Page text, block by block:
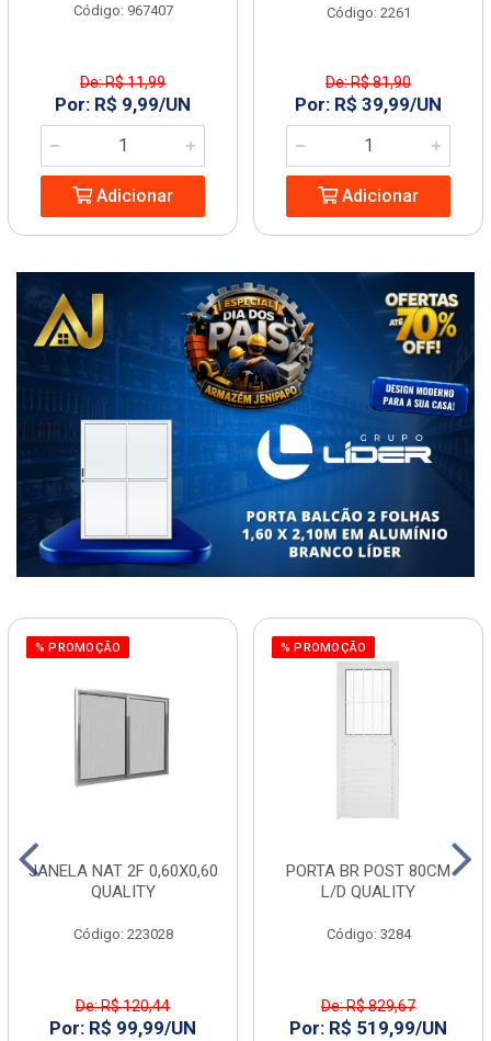
Código: 967407
De: R$ 11,99
Por: R$ 9,99/UN
Adicionar
Código: 2261
De: R$ 81,90
Por: R$ 39,99/UN
Adicionar
% PROMOÇÃO
JANELA NAT 2F 0,60X0,60
QUALITY
Código: 223028
De: R$ 120,44
Por: R$ 99,99/UN
% PROMOÇÃO
PORTA BR POST 80CM
L/D QUALITY
Código: 3284
De: R$ 829,67
Por: R$ 519,99/UN